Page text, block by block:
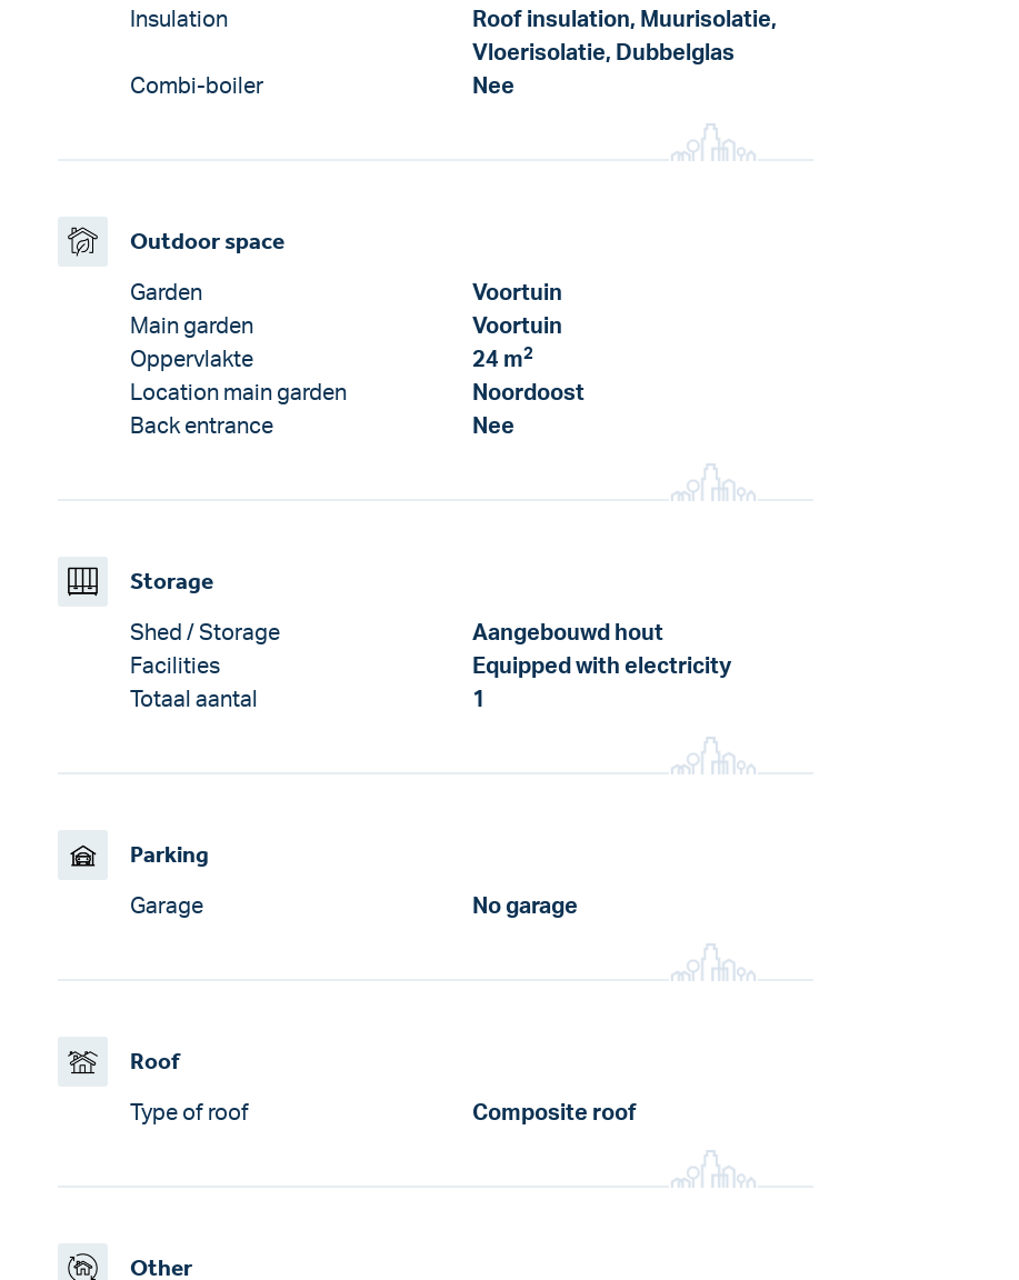
Insulation
Roof insulation, Muurisolatie,
Vloerisolatie, Dubbelglas
Combi-boiler
Nee
Outdoor space
Garden
Voortuin
Main garden
Voortuin
Oppervlakte
24 m2
Location main garden
Noordoost
Back entrance
Nee
Storage
Shed / Storage
Aangebouwd hout
Facilities
Equipped with electricity
Totaal aantal
1
Parking
Garage No garage
Roof
Type of roof Composite roof
Other